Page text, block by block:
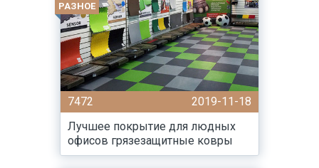
РАЗНОЕ
7472
2019-11-18
Лучшее покрытие для людных
офисов грязезащитные ковры